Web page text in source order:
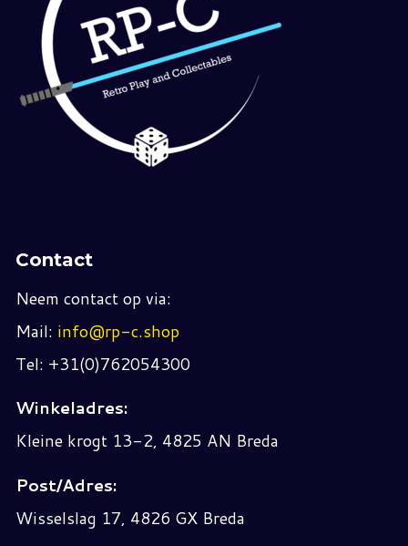
Contact
Neem contact op via:
Mail: info@rp-c.shop
Tel: +31(0)762054300
Winkeladres:
Kleine krogt 13-2, 4825 AN Breda
Post/Adres:
Wisselslag 17, 4826 GX Breda